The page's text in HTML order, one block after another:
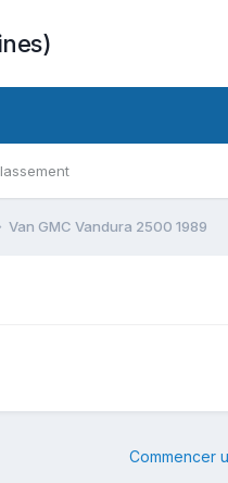
Van GMC Vandura 2500 1989
Commencer